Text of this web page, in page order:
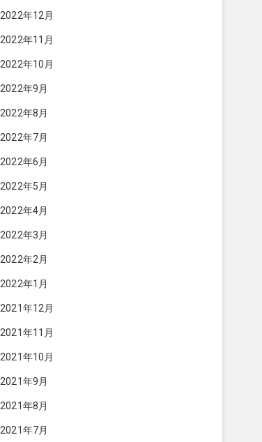
2022年12月
2022年11月
2022年10月
2022年9月
2022年8月
2022年7月
2022年6月
2022年5月
2022年4月
2022年3月
2022年2月
2022年1月
2021年12月
2021年11月
2021年10月
2021年9月
2021年8月
2021年7月